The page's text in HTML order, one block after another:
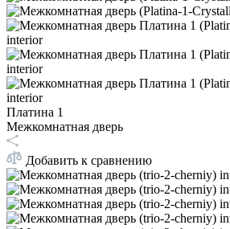
Платина 1
Межкомнатная дверь
Добавить к сравнению